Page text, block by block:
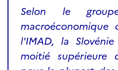
Selon le
macroéconomique
l'IMAD, la
moitié supérieure